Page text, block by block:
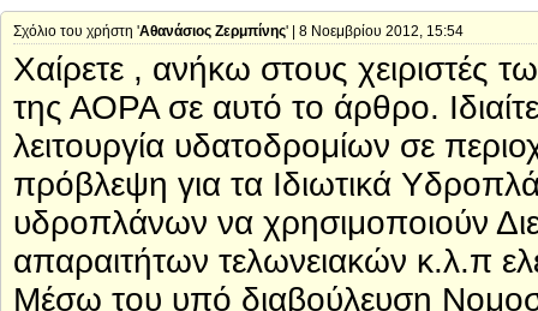
Σχόλιο του χρήστη 'Aθανάσιος Ζερμπίνης' | 8 Νοεμβρίου 2012, 15:54
Χαίρετε , ανήκω στους χειριστές
της ΑΟPA σε αυτό το άρθρο.
λειτουργία υδατοδρομίων σε
πρόβλεψη για τα Ιδιωτικά
υδροπλάνων να χρησιμοποιούν
απαραιτήτων τελωνειακών κ.λ.π
Μέσω του υπό διαβούλευση